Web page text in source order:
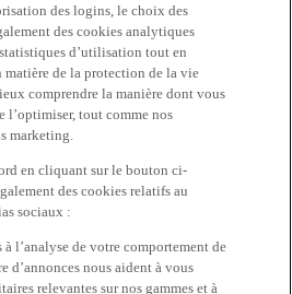
des logins, le choix des
des cookies analytiques
d’utilisation tout en
de la protection de la vie
comprendre la manière dont vous
l’optimiser, tout comme nos
marketing.
en cliquant sur le bouton ci-
des cookies relatifs au
sociaux :
à l’analyse de votre comportement de
d’annonces nous aident à vous
relevantes sur nos gammes et à